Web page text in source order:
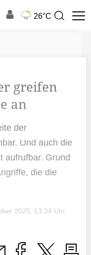
26°C
Suchbegriff
greifen
an
der
Und auch die
aufrufbar. Grund
die die
2025, 13:34 Uhr